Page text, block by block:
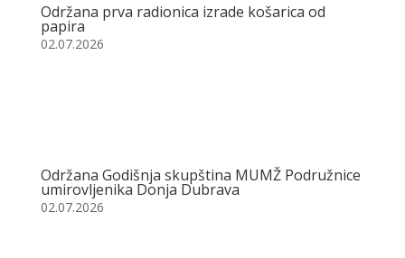
Održana prva radionica izrade košarica od
papira
02.07.2026
Održana Godišnja skupština MUMŽ Podružnice
umirovljenika Donja Dubrava
02.07.2026